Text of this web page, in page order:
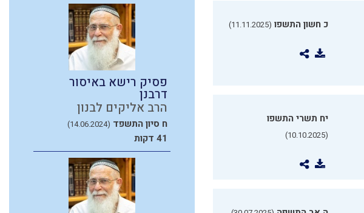
כ חשון התשפו (11.11.2025)
יח תשרי התשפו
(10.10.2025)
פסיק רישא באיסור
דרבנן
הרב אליקים לבנון
ח סיון התשפד (14.06.2024)
41 דקות